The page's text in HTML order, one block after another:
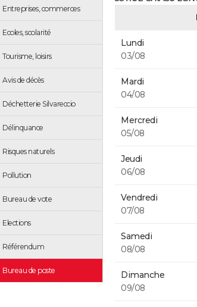
Entreprises, commerces
Ecoles, scolarité
Tourisme, loisirs
Avis de décès
Déchetterie Silvareccio
Délinquance
Risques naturels
Pollution
Bureau de vote
Elections
Référendum
Bureau de poste
Lundi
03/08
Mardi
04/08
Mercredi
05/08
Jeudi
06/08
Vendredi
07/08
Samedi
08/08
Dimanche
09/08